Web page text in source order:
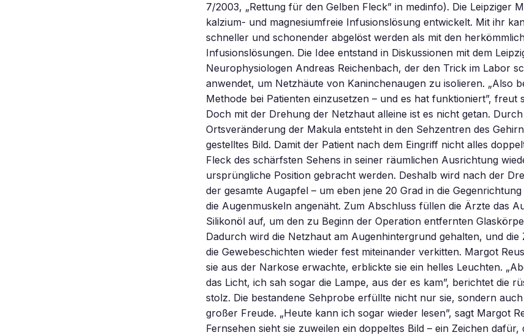
7/2003, „Rettung für den Gelben Fleck” in medinfo). Die Leipziger
kalzium- und magnesiumfreie Infusionslösung entwickelt. Mit ihr
schneller und schonender abgelöst werden als mit den
Infusionslösungen. Die Idee entstand in Diskussionen mit dem
Neurophysiologen Andreas Reichenbach, der den Trick im Labor
anwendet, um Netzhäute von Kaninchenaugen zu isolieren. „Also
Methode bei Patienten einzusetzen – und es hat funktioniert”, freut
Doch mit der Drehung der Netzhaut alleine ist es nicht getan. Durch
Ortsveränderung der Makula entsteht in den Sehzentren des
gestelltes Bild. Damit der Patient nach dem Eingriff nicht alles
Fleck des schärfsten Sehens in seiner räumlichen Ausrichtung
ursprüngliche Position gebracht werden. Deshalb wird nach der
der gesamte Augapfel – um eben jene 20 Grad in die
die Augenmuskeln angenäht. Zum Abschluss füllen die Ärzte das
Silikonöl auf, um den zu Beginn der Operation entfernten
Dadurch wird die Netzhaut am Augenhintergrund gehalten, und
die Gewebeschichten wieder fest miteinander verkitten. Margot
sie aus der Narkose erwachte, erblickte sie ein helles Leuchten.
das Licht, ich sah sogar die Lampe, aus der es kam”, berichtet die
stolz. Die bestandene Sehprobe erfüllte nicht nur sie, sondern
großer Freude. „Heute kann ich sogar wieder lesen”, sagt Margot
Fernsehen sieht sie zuweilen ein doppeltes Bild – ein Zeichen dafür,